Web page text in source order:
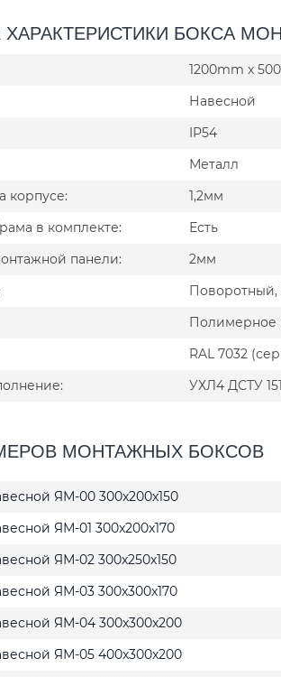
ХАРАКТЕРИСТИКИ БОКСА
1200mm x
Навесной
IP54
Металл
корпусе:
1,2мм
в комплекте:
Есть
панели:
2мм
Поворотный,
Полимерное
RAL 7032
УХЛ4 ДСТУ
МОНТАЖНЫХ БОКСОВ
ЯМ-00 300x200x150
ЯМ-01 300x200x170
ЯМ-02 300x250x150
ЯМ-03 300x300x170
ЯМ-04 300x300x200
ЯМ-05 400x300x200